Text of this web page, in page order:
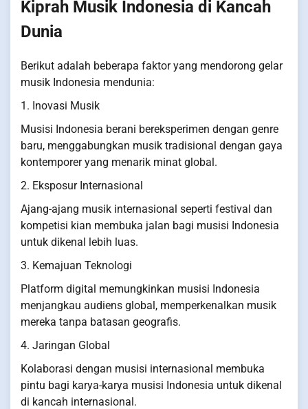
Kiprah Musik Indonesia di Kancah
Dunia
Berikut adalah beberapa faktor yang mendorong gelar
musik Indonesia mendunia:
1. Inovasi Musik
Musisi Indonesia berani bereksperimen dengan genre
baru, menggabungkan musik tradisional dengan gaya
kontemporer yang menarik minat global.
2. Eksposur Internasional
Ajang-ajang musik internasional seperti festival dan
kompetisi kian membuka jalan bagi musisi Indonesia
untuk dikenal lebih luas.
3. Kemajuan Teknologi
Platform digital memungkinkan musisi Indonesia
menjangkau audiens global, memperkenalkan musik
mereka tanpa batasan geografis.
4. Jaringan Global
Kolaborasi dengan musisi internasional membuka
pintu bagi karya-karya musisi Indonesia untuk dikenal
di kancah internasional.